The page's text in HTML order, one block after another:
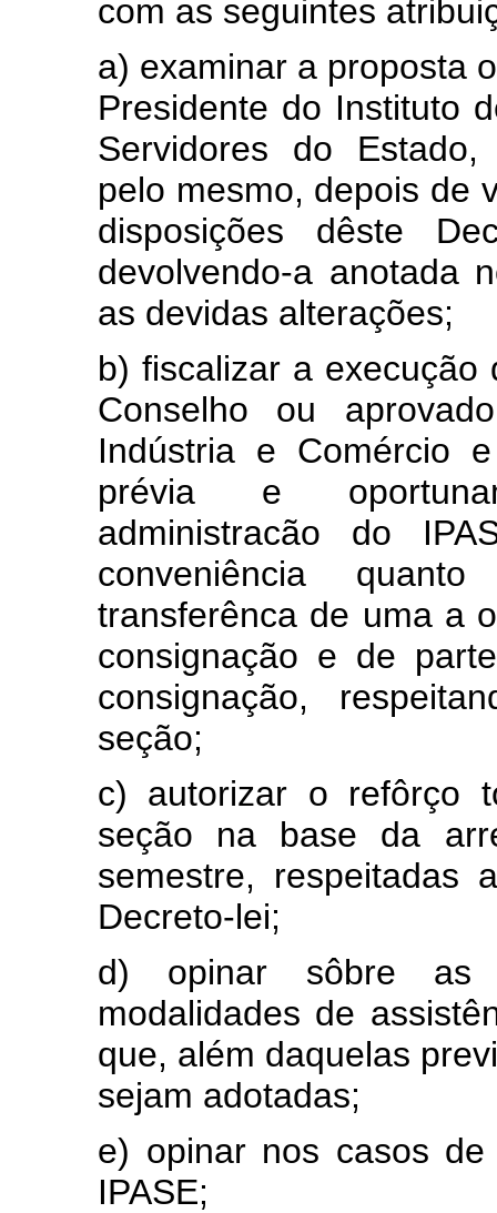
com as seguintes
a) examinar a proposta
Presidente do Instituto
Servidores do
pelo mesmo, depois de
disposições dêste
devolvendo-a anotada
as devidas alterações;
b) fiscalizar a execução
Conselho ou
Indústria e Comércio
prévia e
administracão do
conveniência
transferênca de uma a
consignação e de
consignação,
seção;
c) autorizar o refôrço
seção na base da
semestre, respeitadas
Decreto-lei;
d) opinar sôbre as
modalidades de
que, além daquelas
sejam adotadas;
e) opinar nos casos
IPASE;